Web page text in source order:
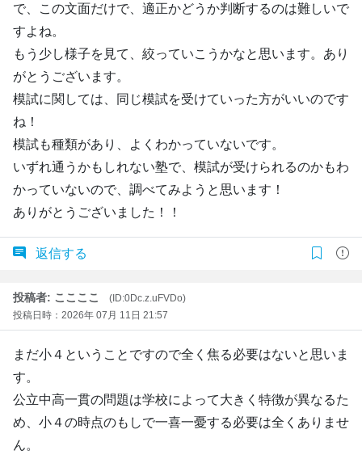
で、この文面だけで、適正かどうか判断するのは難しいで
すよね。
もう少し様子を見て、絞っていこうかなと思います。あり
がとうございます。
模試に関しては、同じ模試を受けていった方がいいのです
ね！
模試も種類があり、よくわかっていないです。
いずれ通うかもしれない塾で、模試が受けられるのかもわ
かっていないので、調べてみようと思います！
ありがとうございました！！
返信する
投稿者: ここここ
(ID:0Dc.z.uFVDo)
投稿日時：2026年 07月 11日 21:57
まだ小４ということですので全く焦る必要はないと思いま
す。
公立中高一貫の問題は学校によって大きく特徴が異なるた
め、小４の時点のもしで一喜一憂する必要は全くありませ
ん。